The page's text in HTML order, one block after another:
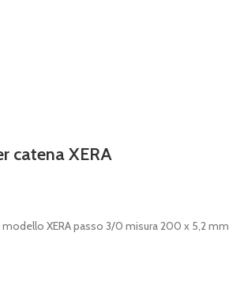
catena XERA
XERA passo 3/0 misura 200 x 5,2 mm